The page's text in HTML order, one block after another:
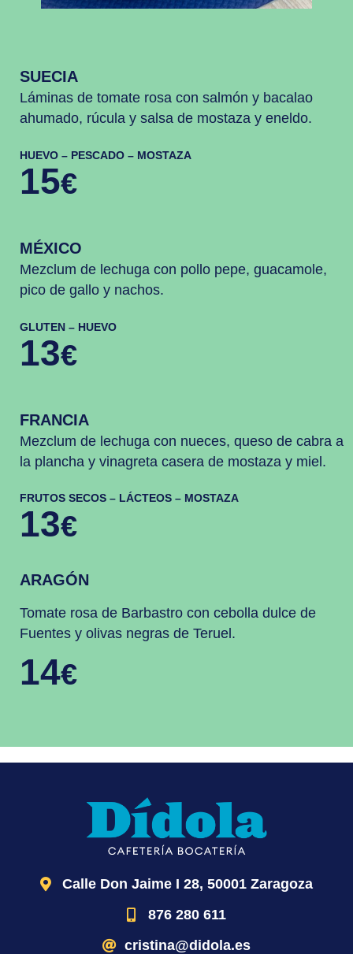
SUECIA
Láminas de tomate rosa con salmón y bacalao
ahumado, rúcula y salsa de mostaza y eneldo.
HUEVO – PESCADO – MOSTAZA
15€
MÉXICO
Mezclum de lechuga con pollo pepe, guacamole,
pico de gallo y nachos.
GLUTEN – HUEVO
13€
FRANCIA
Mezclum de lechuga con nueces, queso de cabra a
la plancha y vinagreta casera de mostaza y miel.
FRUTOS SECOS – LÁCTEOS – MOSTAZA
13€
ARAGÓN
Tomate rosa de Barbastro con cebolla dulce de
Fuentes y olivas negras de Teruel.
14€
Calle Don Jaime I 28, 50001 Zaragoza
876 280 611
cristina@didola.es